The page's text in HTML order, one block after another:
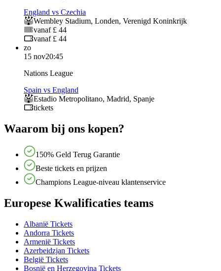
England vs Czechia
Wembley Stadium, Londen, Verenigd Koninkrijk
vanaf £ 44
vanaf £ 44
zo
15 nov20:45
Nations League
Spain vs England
Estadio Metropolitano, Madrid, Spanje
tickets
Waarom bij ons kopen?
150% Geld Terug Garantie
Beste tickets en prijzen
Champions League-niveau klantenservice
Europese Kwalificaties teams
Albanië Tickets
Andorra Tickets
Armenië Tickets
Azerbeidzjan Tickets
België Tickets
Bosnië en Herzegovina Tickets